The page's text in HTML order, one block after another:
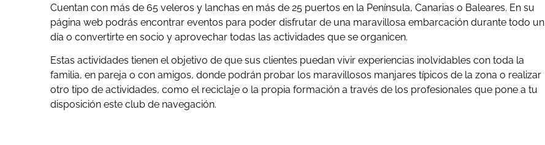
Cuentan con más de 65 veleros y lanchas en más de 25 puertos en la Península, Canarias o Baleares. En su
página web podrás encontrar eventos para poder disfrutar de una maravillosa embarcación durante todo un
día o convertirte en socio y aprovechar todas las actividades que se organicen.
Estas actividades tienen el objetivo de que sus clientes puedan vivir experiencias inolvidables con toda la
familia, en pareja o con amigos, donde podrán probar los maravillosos manjares típicos de la zona o realizar
otro tipo de actividades, como el reciclaje o la propia formación a través de los profesionales que pone a tu
disposición este club de navegación.